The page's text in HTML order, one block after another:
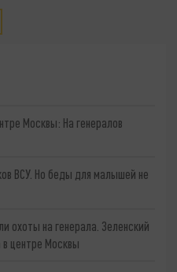
Москвы: На генералов
ВСУ. Но беды для малышей не
охоты на генерала. Зеленский
центре Москвы